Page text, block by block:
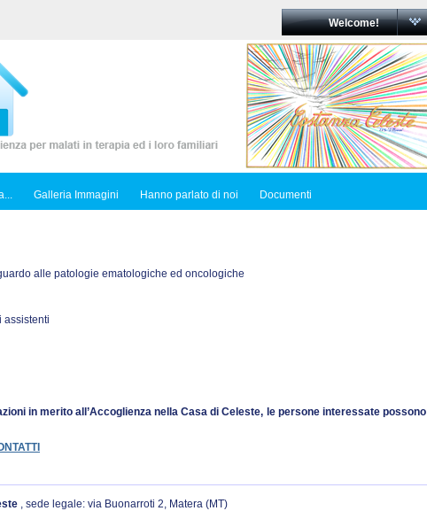
Welcome!
Galleria Immagini Hanno parlato di noi Documenti
alle patologie ematologiche ed oncologiche
assistenti
in merito all’Accoglienza nella Casa di Celeste, le persone interessate possono
, sede legale: via Buonarroti 2, Matera (MT)